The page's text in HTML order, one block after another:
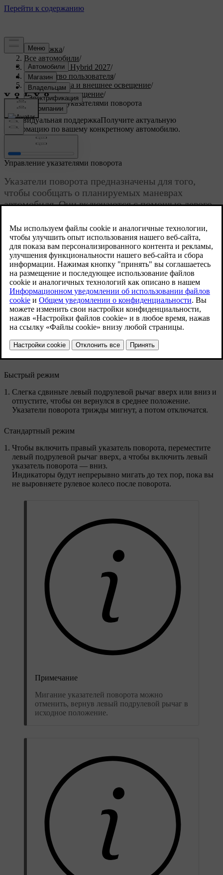
Поддержка/
Все автомобили/
XC90 Plug-in Hybrid 2027/
Руководство пользователя/
Обзор, зеркала и внешнее освещение/
Наружное освещение/
Управление указателями поворота
Индивидуальная поддержкаПолучите актуальную
информацию по вашему конкретному автомобилю.
Обновленная версия 04.04.2025
Управление указателями поворота
Указатели поворота предназначены для того,
чтобы сообщать о планируемых маневрах
автомобиля. Они включаются с помощью левого
Для указателей поворота предусмотрено два режима работы
— быстрый и стандартный. Пока указатели мигают, звучит
тикающий звук и на дисплее водителя отображается символ
указателя поворота.
Выключатели указателей поворота на левом
Быстрый режим
Слегка сдвиньте левый подрулевой рычаг вверх или вниз и
отпустите, чтобы он вернулся в среднее положение.
Указатели поворота трижды мигнут, а потом отключатся.
Стандартный режим
Чтобы включить правый указатель поворота, переместите
левый подрулевой рычаг вверх, а чтобы включить левый
указатель поворота — вниз.
Индикаторы будут непрерывно мигать до тех пор, пока вы
не выровняете рулевое колесо после поворота.
Примечание
Мигание указателей поворота можно
отменить, вернув левый подрулевой рычаг в
исходное положение.